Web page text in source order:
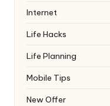
Internet
Life Hacks
Life Planning
Mobile Tips
New Offer